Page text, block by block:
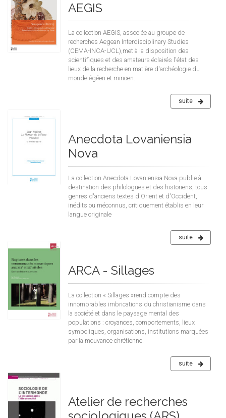
AEGIS
La collection AEGIS, associée au groupe de
recherches Aegean Interdisciplinary Studies
(CEMA-INCA-UCL),met à la disposition des
scientifiques et des amateurs éclairés l'état des
lieux de la recherche en matière d'archéologie du
monde égéen et minoen.
suite
Anecdota Lovaniensia
Nova
La collection Anecdota Lovaniensia Nova publie à
destination des philologues et des historiens, tous
genres d'anciens textes d'Orient et d'Occident,
inédits ou méconnus, critiquement établis en leur
langue originale
suite
ARCA - Sillages
La collection « Sillages »rend compte des
innombrables imbrications du christianisme dans
la société et dans le paysage mental des
populations : croyances, comportements, lieux
symboliques, organisations, institutions marquées
par la mouvance chrétienne.
suite
Atelier de recherches